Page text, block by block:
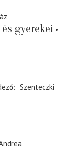
gyerekei
Szenteczki